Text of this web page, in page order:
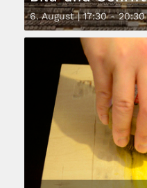
6. August | 17:30-20:30